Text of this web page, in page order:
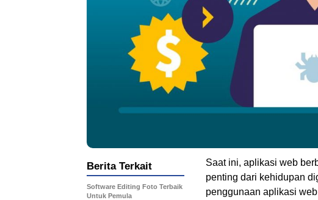
Saat ini, aplikasi web
penting dari kehidupan
penggunaan aplikasi
Berita Terkait
Software Editing Foto Terbaik
Untuk Pemula